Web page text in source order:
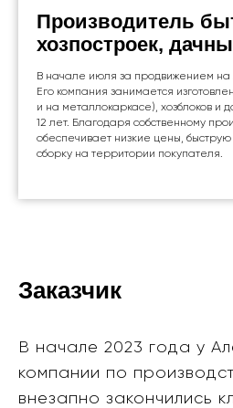
Производитель
хозпостроек,
В начале июля за продвижением на
Его компания занимается
и на металлокаркасе), хозблоков и
12 лет. Благодаря собственному
обеспечивает низкие цены, быструю
сборку на территории покупателя.
Заказчик
В начале 2023 года у
компании по
внезапно закончились